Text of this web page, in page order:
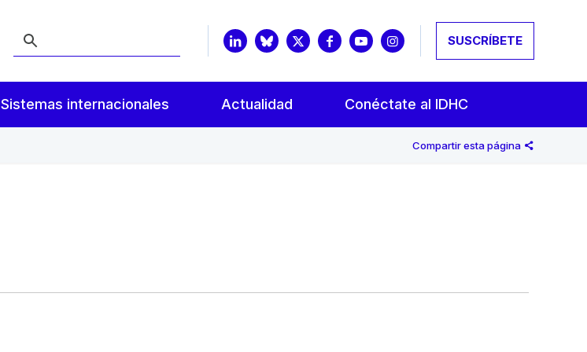
SUSCRÍBETE
Sistemas internacionales Actualidad Conéctate al IDHC
Compartir esta página